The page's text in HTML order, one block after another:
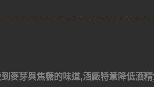
麥芽與焦糖的味道,酒廠特意降低酒